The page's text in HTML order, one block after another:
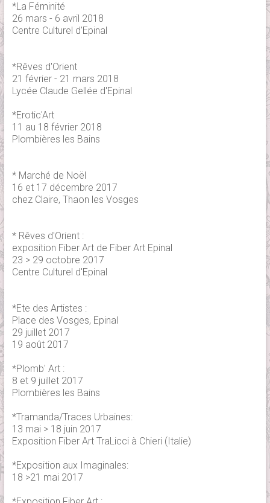
*La Féminité
26 mars - 6 avril 2018
Centre Culturel d'Epinal
*Rêves d'Orient
21 février - 21 mars 2018
Lycée Claude Gellée d'Epinal
*Erotic'Art
11 au 18 février 2018
Plombières les Bains
* Marché de Noël
16 et 17 décembre 2017
chez Claire, Thaon les Vosges
* Rêves d'Orient :
exposition Fiber Art de Fiber Art Epinal
23 > 29 octobre 2017
Centre Culturel d'Epinal
*Ete des Artistes :
Place des Vosges, Epinal
29 juillet 2017
19 août 2017
*Plomb' Art :
8 et 9 juillet 2017
Plombières les Bains
*Tramanda/Traces Urbaines:
13 mai > 18 juin 2017
Exposition Fiber Art TraLicci à Chieri (Italie)
*Exposition aux Imaginales:
18 >21 mai 2017